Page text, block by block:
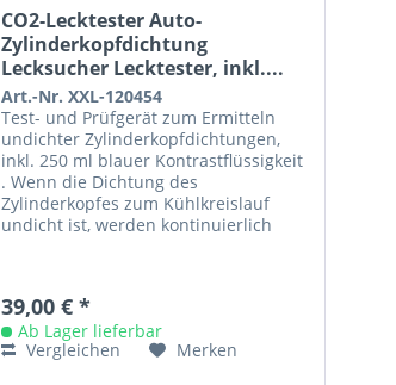
CO2-Lecktester Auto-
Zylinderkopfdichtung
Lecksucher Lecktester, inkl....
Art.-Nr. XXL-120454
Test- und Prüfgerät zum Ermitteln
undichter Zylinderkopfdichtungen,
inkl. 250 ml blauer Kontrastflüssigkeit
. Wenn die Dichtung des
Zylinderkopfes zum Kühlkreislauf
undicht ist, werden kontinuierlich
39,00 € *
Ab Lager lieferbar
Vergleichen
Merken